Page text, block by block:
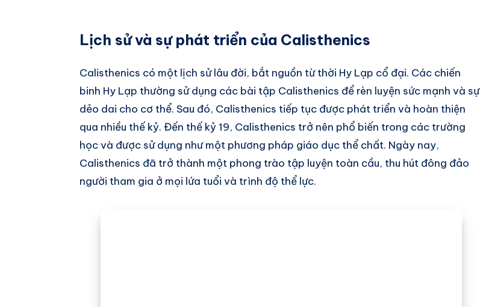
Lịch sử và sự phát triển của Calisthenics
Calisthenics có một lịch sử lâu đời, bắt nguồn từ thời Hy Lạp cổ đại. Các chiến
binh Hy Lạp thường sử dụng các bài tập Calisthenics để rèn luyện sức mạnh và sự
dẻo dai cho cơ thể. Sau đó, Calisthenics tiếp tục được phát triển và hoàn thiện
qua nhiều thế kỷ. Đến thế kỷ 19, Calisthenics trở nên phổ biến trong các trường
học và được sử dụng như một phương pháp giáo dục thể chất. Ngày nay,
Calisthenics đã trở thành một phong trào tập luyện toàn cầu, thu hút đông đảo
người tham gia ở mọi lứa tuổi và trình độ thể lực.